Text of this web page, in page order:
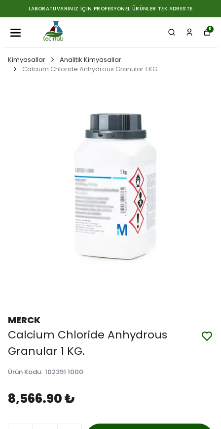
LABORATUVARINIZ İÇIN PROFESYONEL ÜRÜNLER TEK ADRESTE
0
Kimyasallar
Analitik Kimyasallar
Calcium Chloride Anhydrous Granular 1 KG.
MERCK
Calcium Chloride Anhydrous
Granular 1 KG.
Ürün Kodu: 102391 1000
8,566.90 ₺